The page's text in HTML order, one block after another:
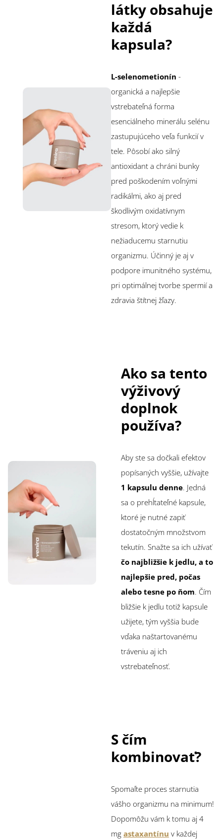
látky obsahuje
každá
kapsula?
L-selenometionín -
organická a najlepšie
vstrebateľná forma
esenciálneho minerálu selénu
zastupujúceho veľa funkcií v
tele. Pôsobí ako silný
antioxidant a chráni bunky
pred poškodením voľnými
radikálmi, ako aj pred
škodlivým oxidatívnym
stresom, ktorý vedie k
nežiaducemu starnutiu
organizmu. Účinný je aj v
podpore imunitného systému,
pri optimálnej tvorbe spermií a
zdravia štítnej žľazy.
Ako sa tento
výživový
doplnok
používa?
Aby ste sa dočkali efektov
popísaných vyššie, užívajte
1 kapsulu denne. Jedná
sa o prehĺtateľné kapsule,
ktoré je nutné zapiť
dostatočným množstvom
tekutín. Snažte sa ich užívať
čo najbližšie k jedlu, a to
najlepšie pred, počas
alebo tesne po ňom. Čím
bližšie k jedlu totiž kapsule
užijete, tým vyššia bude
vďaka naštartovanému
tráveniu aj ich
vstrebateľnosť.
S čím
kombinovať?
Spomaľte proces starnutia
vášho organizmu na minimum!
Dopomôžu vám k tomu aj 4
mg astaxantínu v každej